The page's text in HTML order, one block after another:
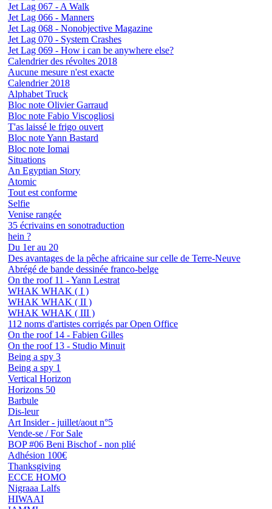
Jet Lag 067 - A Walk
Jet Lag 066 - Manners
Jet Lag 068 - Nonobjective Magazine
Jet Lag 070 - System Crashes
Jet Lag 069 - How i can be anywhere else?
Calendrier des révoltes 2018
Aucune mesure n'est exacte
Calendrier 2018
Alphabet Truck
Bloc note Olivier Garraud
Bloc note Fabio Viscogliosi
T'as laissé le frigo ouvert
Bloc note Yann Bastard
Bloc note Iomai
Situations
An Egyptian Story
Atomic
Tout est conforme
Selfie
Venise rangée
35 écrivains en sonotraduction
hein ?
Du 1er au 20
Des avantages de la pêche africaine sur celle de Terre-Neuve
Abrégé de bande dessinée franco-belge
On the roof 11 - Yann Lestrat
WHAK WHAK ( I )
WHAK WHAK ( II )
WHAK WHAK ( III )
112 noms d'artistes corrigés par Open Office
On the roof 14 - Fabien Gilles
On the roof 13 - Studio Minuit
Being a spy 3
Being a spy 1
Vertical Horizon
Horizons 50
Barbule
Dis-leur
Art Insider - juillet/aout n°5
Vende-se / For Sale
BOP #06 Beni Bischof - non plié
Adhésion 100€
Thanksgiving
ECCE HOMO
Nigraaa Lalfs
HIWAAI